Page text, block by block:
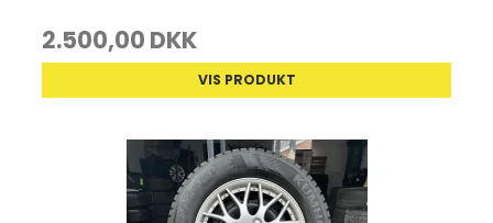
2.500,00 DKK
VIS PRODUKT